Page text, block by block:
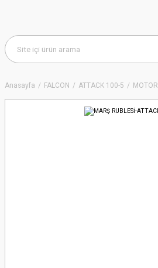
Anasayfa FALCON ATTACK 100-5 MOTOR